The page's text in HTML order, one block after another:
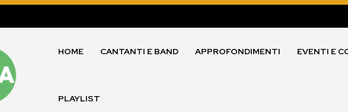
HOME CANTANTI E BAND APPROFONDIMENTI EVENTI E
PLAYLIST